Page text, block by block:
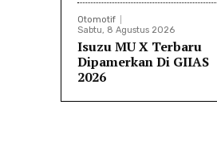
Otomotif
Sabtu, 8 Agustus 2026
Isuzu MU X Terbaru
Dipamerkan Di GIIAS
2026